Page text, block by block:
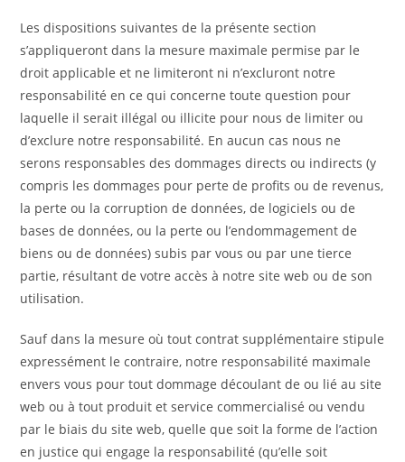
Les dispositions suivantes de la présente section
s’appliqueront dans la mesure maximale permise par le
droit applicable et ne limiteront ni n’excluront notre
responsabilité en ce qui concerne toute question pour
laquelle il serait illégal ou illicite pour nous de limiter ou
d’exclure notre responsabilité. En aucun cas nous ne
serons responsables des dommages directs ou indirects (y
compris les dommages pour perte de profits ou de revenus,
la perte ou la corruption de données, de logiciels ou de
bases de données, ou la perte ou l’endommagement de
biens ou de données) subis par vous ou par une tierce
partie, résultant de votre accès à notre site web ou de son
utilisation.
Sauf dans la mesure où tout contrat supplémentaire stipule
expressément le contraire, notre responsabilité maximale
envers vous pour tout dommage découlant de ou lié au site
web ou à tout produit et service commercialisé ou vendu
par le biais du site web, quelle que soit la forme de l’action
en justice qui engage la responsabilité (qu’elle soit